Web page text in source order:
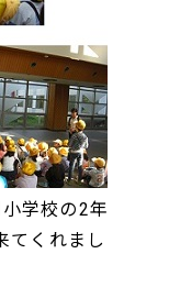
学校の2年
てくれまし